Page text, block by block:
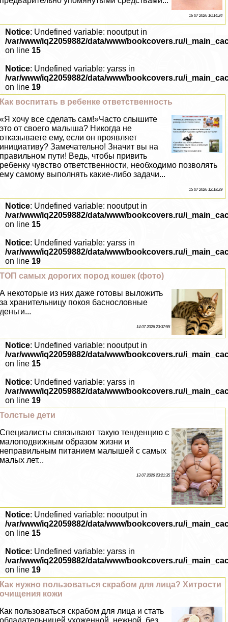
16 07 2026 10:14:24
Notice: Undefined variable: nooutput in
/var/www/iq22059882/data/www/bookcovers.ru/
on line 15
Notice: Undefined variable: yarss in
/var/www/iq22059882/data/www/bookcovers.ru/
on line 19
Как воспитать в ребенке ответственность
«Я хочу все сделать сам!»Часто слышите
это от своего малыша? Никогда не
отказываете ему, если он проявляет
инициативу? Замечательно! Значит вы на
правильном пути! Ведь, чтобы привить
ребенку чувство ответственности, необходимо позволять
ему самому выполнять какие-либо задачи...
15 07 2026 12:18:29
Notice: Undefined variable: nooutput in
/var/www/iq22059882/data/www/bookcovers.ru/
on line 15
Notice: Undefined variable: yarss in
/var/www/iq22059882/data/www/bookcovers.ru/
on line 19
ТОП самых дорогих пород кошек (фото)
А некоторые из них даже готовы выложить
за хранительницу покоя баснословные
деньги...
14 07 2026 23:37:55
Notice: Undefined variable: nooutput in
/var/www/iq22059882/data/www/bookcovers.ru/
on line 15
Notice: Undefined variable: yarss in
/var/www/iq22059882/data/www/bookcovers.ru/
on line 19
Толстые дети
Специалисты связывают такую тенденцию с
малоподвижным образом жизни и
неправильным питанием малышей с самых
малых лет...
13 07 2026 23:21:35
Notice: Undefined variable: nooutput in
/var/www/iq22059882/data/www/bookcovers.ru/
on line 15
Notice: Undefined variable: yarss in
/var/www/iq22059882/data/www/bookcovers.ru/
on line 19
Как нужно пользоваться скрабом для лица? Хитрости
очищения кожи
Как пользоваться скрабом для лица и стать
обладательницей ухоженной, нежной, без